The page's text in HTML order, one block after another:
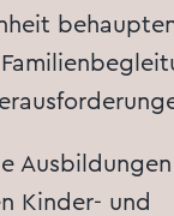
Kinder- und